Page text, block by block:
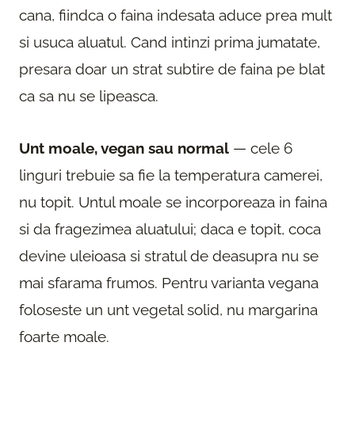
cana, fiindca o faina indesata aduce prea mult
si usuca aluatul. Cand intinzi prima jumatate,
presara doar un strat subtire de faina pe blat
ca sa nu se lipeasca.
Unt moale, vegan sau normal — cele 6
linguri trebuie sa fie la temperatura camerei,
nu topit. Untul moale se incorporeaza in faina
si da fragezimea aluatului; daca e topit, coca
devine uleioasa si stratul de deasupra nu se
mai sfarama frumos. Pentru varianta vegana
foloseste un unt vegetal solid, nu margarina
foarte moale.